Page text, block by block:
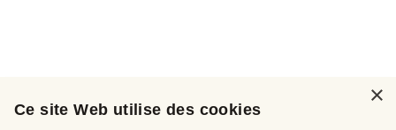
×
Ce site Web utilise des cookies